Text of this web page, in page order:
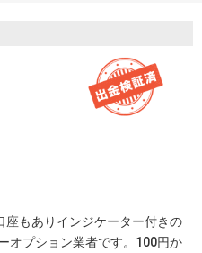
座もありインジケーター付きの
オプション業者です。100円か